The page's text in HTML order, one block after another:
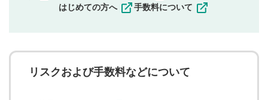
一度投稿した評価およびコメントの変更・削除はできま
ことを承諾したものとします。また、利用者は、コメント
に関する著作者人格権を行使しないことに同意します。利
用者が投稿したコメントは、当社サービスの広告・宣伝、
はじめての方へ
手数料について
リスクおよび手数料などについて